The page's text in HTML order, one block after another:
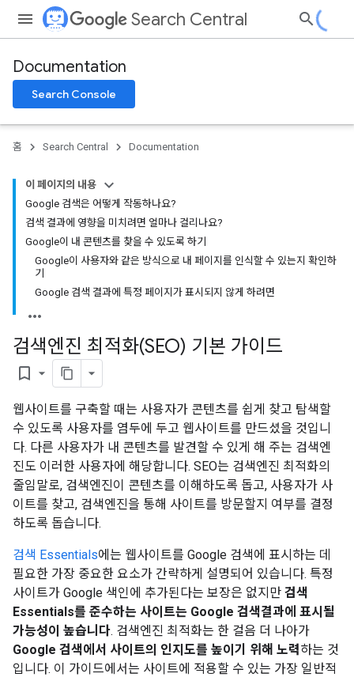
Search Central
Documentation
Search Console
홈 Search Central Documentation
이 페이지의 내용
Google 검색은 어떻게 작동하나요?
검색 결과에 영향을 미치려면 얼마나 걸리나요?
Google이 내 콘텐츠를 찾을 수 있도록 하기
Google이 사용자와 같은 방식으로 내 페이지를 인식할 수 있는지 확인하
기
Google 검색 결과에 특정 페이지가 표시되지 않게 하려면
검색엔진 최적화(SEO) 기본 가이드
bookmark_border
웹사이트를 구축할 때는 사용자가 콘텐츠를 쉽게 찾고 탐색할
수 있도록 사용자를 염두에 두고 웹사이트를 만드셨을 것입니
다. 다른 사용자가 내 콘텐츠를 발견할 수 있게 해 주는 검색엔
진도 이러한 사용자에 해당합니다. SEO는 검색엔진 최적화의
줄임말로, 검색엔진이 콘텐츠를 이해하도록 돕고, 사용자가 사
이트를 찾고, 검색엔진을 통해 사이트를 방문할지 여부를 결정
하도록 돕습니다.
검색 Essentials에는 웹사이트를 Google 검색에 표시하는 데
필요한 가장 중요한 요소가 간략하게 설명되어 있습니다. 특정
사이트가 Google 색인에 추가된다는 보장은 없지만 검색
Essentials를 준수하는 사이트는 Google 검색결과에 표시될
가능성이 높습니다. 검색엔진 최적화는 한 걸음 더 나아가
Google 검색에서 사이트의 인지도를 높이기 위해 노력하는 것
입니다. 이 가이드에서는 사이트에 적용할 수 있는 가장 일반적